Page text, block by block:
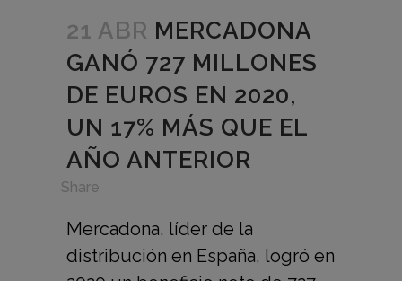
21 ABR MERCADONA
GANÓ 727 MILLONES
DE EUROS EN 2020,
UN 17% MÁS QUE EL
AÑO ANTERIOR
Share
Mercadona, líder de la
distribución en España, logró en